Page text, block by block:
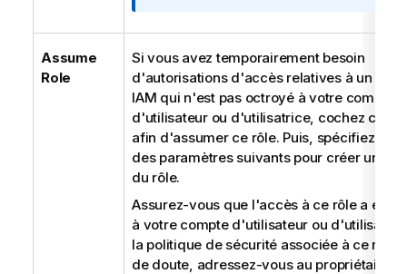
r
a
t
Assume
Role
Si vous avez temporairement besoin
d'autorisations d'accès relatives à un rôle
IAM qui n'est pas octroyé à votre compte
d'utilisateur ou d'utilisatrice, cochez cette
afin d'assumer ce rôle. Puis, spécifiez les
des paramètres suivants pour créer une
du rôle.
Assurez-vous que l'accès à ce rôle a été
à votre compte d'utilisateur ou
la politique de sécurité associée à ce rôle.
de doute, adressez-vous au propriétaire